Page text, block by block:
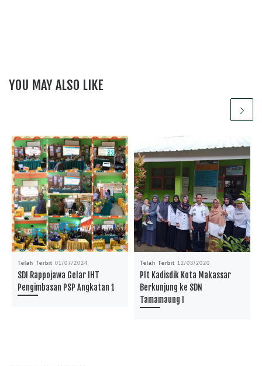
YOU MAY ALSO LIKE
Telah Terbit01/07/2024
SDI Rappojawa Gelar IHT
Pengimbasan PSP Angkatan 1
Telah Terbit 12/03/2020
Plt Kadisdik Kota Makassar
Berkunjung ke SDN
Tamamaung I